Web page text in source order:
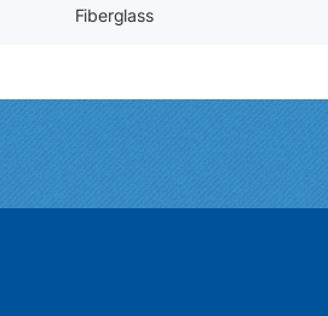
Fiberglass